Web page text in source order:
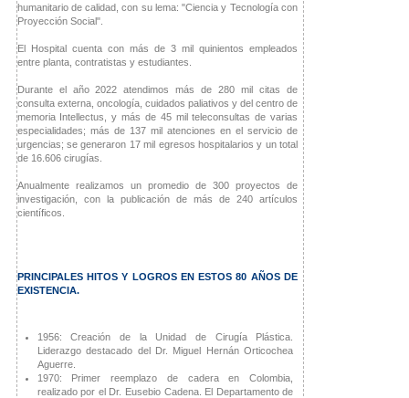
humanitario de calidad, con su lema: "Ciencia y Tecnología con
Proyección Social".
El Hospital cuenta con más de 3 mil quinientos empleados
entre planta, contratistas y estudiantes.
Durante el año 2022 atendimos más de 280 mil citas de
consulta externa, oncología, cuidados paliativos y del centro de
memoria Intellectus, y más de 45 mil teleconsultas de varias
especialidades; más de 137 mil atenciones en el servicio de
urgencias; se generaron 17 mil egresos hospitalarios y un total
de 16.606 cirugías.
Anualmente realizamos un promedio de 300 proyectos de
investigación, con la publicación de más de 240 artículos
científicos.
PRINCIPALES HITOS Y LOGROS EN ESTOS 80 AÑOS DE
EXISTENCIA.
1956: Creación de la Unidad de Cirugía Plástica.
Liderazgo destacado del Dr. Miguel Hernán Orticochea
Aguerre.
1970: Primer reemplazo de cadera en Colombia,
realizado por el Dr. Eusebio Cadena. El Departamento de